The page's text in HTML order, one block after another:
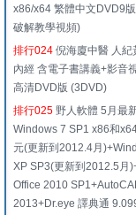
x86/x64 繁體中文DVD9
破解教學視頻)
排行024 倪海廈中醫 人紀
內經 含電子書講義+影音
高清DVD版 (3DVD)
排行025 野人軟體 5月最
Windows 7 SP1 x86和
元(更新到2012.4月
XP SP3(更新到2012.5月
Office 2010
2013+Dr.eye 譯典通